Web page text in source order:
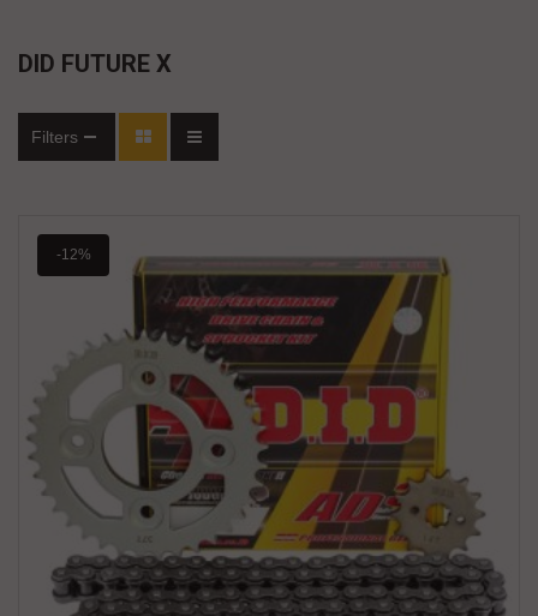
DID FUTURE X
Filters
-12%